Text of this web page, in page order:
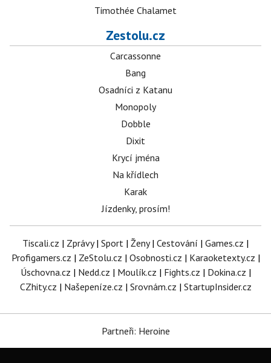
Timothée Chalamet
Zestolu.cz
Carcassonne
Bang
Osadníci z Katanu
Monopoly
Dobble
Dixit
Krycí jména
Na křídlech
Karak
Jízdenky, prosím!
Tiscali.cz | Zprávy| Sport | Ženy| Cestování | Games.cz |
Profigamers.cz | ZeStolu.cz | Osobnosti.cz | Karaoketexty.cz |
Úschovna.cz | Nedd.cz | Moulík.cz | Fights.cz | Dokina.cz |
CZhity.cz | Našepeníze.cz | Srovnám.cz | StartupInsider.cz
Partneři: Heroine